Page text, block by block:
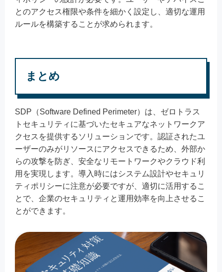
とのアクセス権限や条件を細かく設定し、適切な運用
ルールを構築することが求められます。
まとめ
SDP（Software Defined Perimeter）は、ゼロトラス
トセキュリティに基づいたセキュアなネットワークア
クセスを提供するソリューションです。認証されたユ
ーザーのみがリソースにアクセスできるため、外部か
らの攻撃を防ぎ、安全なリモートワークやクラウド利
用を実現します。導入時にはシステム設計やセキュリ
ティポリシーに注意が必要ですが、適切に活用するこ
とで、企業のセキュリティと運用効率を向上させるこ
とができます。